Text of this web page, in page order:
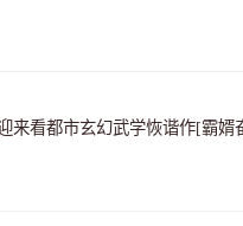
来看都市玄幻武学恢谐作[霸婿